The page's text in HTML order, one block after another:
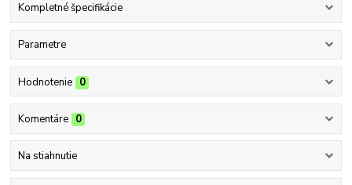
Kompletné špecifikácie
Parametre
Hodnotenie 0
Komentáre 0
Na stiahnutie